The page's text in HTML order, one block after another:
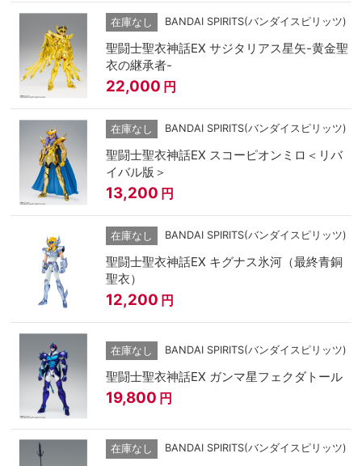
在庫なし BANDAI SPIRITS(バンダイスピリッツ)
聖闘士聖衣神話EX サジタリアス星矢-黄金聖
衣の継承者-
22,000 円
在庫なし BANDAI SPIRITS(バンダイスピリッツ)
聖闘士聖衣神話EX スコーピオンミロ＜リバ
イバル版＞
13,200 円
在庫なし BANDAI SPIRITS(バンダイスピリッツ)
聖闘士聖衣神話EX キグナス氷河（最終青銅
聖衣）
12,200 円
在庫なし BANDAI SPIRITS(バンダイスピリッツ)
聖闘士聖衣神話EX ガンマ星フェクダトール
19,800 円
在庫なし BANDAI SPIRITS(バンダイスピリッツ)